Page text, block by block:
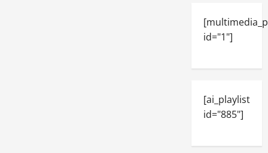
id="1"]
[ai_playlist
id="885"]